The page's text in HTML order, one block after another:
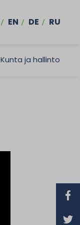
EN DE RU
Kunta ja hallinto